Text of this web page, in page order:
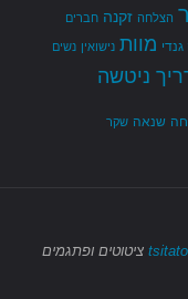
הצלחה זקנה חברים
מוות נישואין נשים
ניטשה
שנאה שקר
ציטוטים ופתגמים